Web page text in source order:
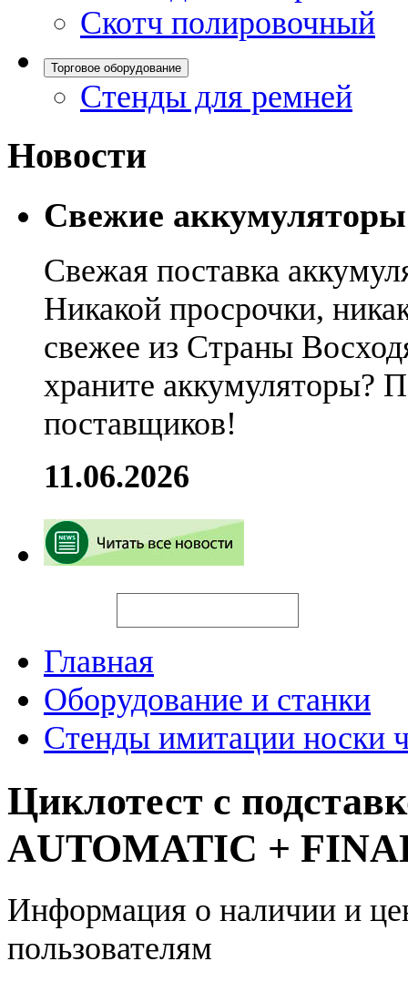
Скотч полировочный
Торговое оборудование
Стенды для ремней
Новости
Свежие
Свежая поставка
Никакой просрочки,
свежее из Страны
храните аккумуляторы?
поставщиков!
11.06.2026
Главная
Оборудование и станки
Стенды имитации носки
Циклотест с
AUTOMATIC +
Информация о наличии и
пользователям